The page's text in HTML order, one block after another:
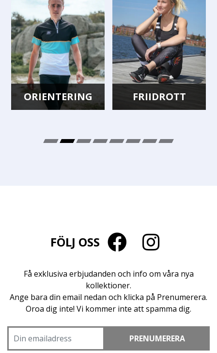
ORIENTERING FRIIDROTT
FÖLJ OSS
Få exklusiva erbjudanden och info om våra nya
kollektioner.
Ange bara din email nedan och klicka på Prenumerera.
Oroa dig inte! Vi kommer inte att spamma dig.
PRENUMERERA